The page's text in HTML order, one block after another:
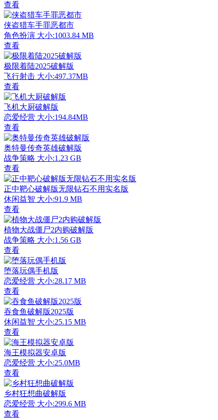
查看
侠盗猎车手罪恶都市
角色扮演 大小:1003.84 MB
查看
极限着陆2025破解版
飞行射击 大小:497.37MB
查看
飞机大厨破解版
恋爱经营 大小:194.84MB
查看
奥特曼传奇英雄破解版
战争策略 大小:1.23 GB
查看
正中靶心破解版无限钻石不用实名版
休闲益智 大小:91.9 MB
查看
植物大战僵尸2内购破解版
战争策略 大小:1.56 GB
查看
堕落玩偶手机版
恋爱经营 大小:28.17 MB
查看
吞食鱼破解版2025版
休闲益智 大小:25.15 MB
查看
海王模拟器安卓版
恋爱经营 大小:25.0MB
查看
乡村狂想曲破解版
恋爱经营 大小:299.6 MB
查看